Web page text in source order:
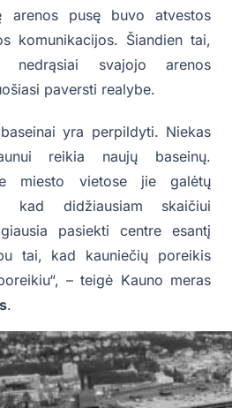
arenos pusę buvo atvestos
komunikacijos. Šiandien tai,
svajojo arenos
paversti realybe.
yra perpildyti. Niekas
reikia naujų baseinų.
miesto vietose jie galėtų
kad didžiausiam skaičiui
pasiekti centre esantį
tai, kad kauniečių poreikis
– teigė Kauno meras
.